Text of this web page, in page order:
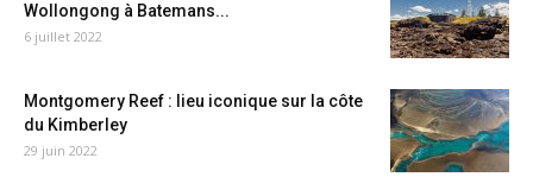
Wollongong à Batemans...
6 juillet 2022
Montgomery Reef : lieu iconique sur la côte
du Kimberley
29 juin 2022